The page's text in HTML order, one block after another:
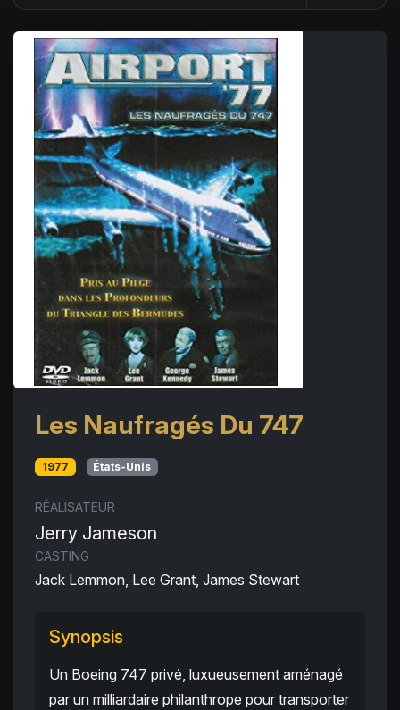
Les Naufragés Du 747
1977 États-Unis
RÉALISATEUR
Jerry Jameson
CASTING
Jack Lemmon, Lee Grant, James Stewart
Synopsis
Un Boeing 747 privé, luxueusement aménagé
par un milliardaire philanthrope pour transporter